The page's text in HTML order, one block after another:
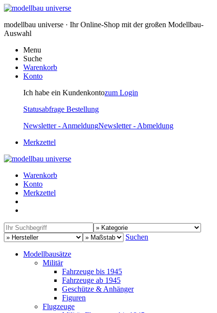
modellbau universe · Ihr Online-Shop mit der großen Modellbau-
Auswahl
Menu
Suche
Warenkorb
Konto
Ich habe ein Kundenkontozum Login
Statusabfrage Bestellung
Newsletter - AnmeldungNewsletter - Abmeldung
Merkzettel
Warenkorb
Konto
Merkzettel
Suchen
Modellbausätze
Militär
Fahrzeuge bis 1945
Fahrzeuge ab 1945
Geschütze & Anhänger
Figuren
Flugzeuge